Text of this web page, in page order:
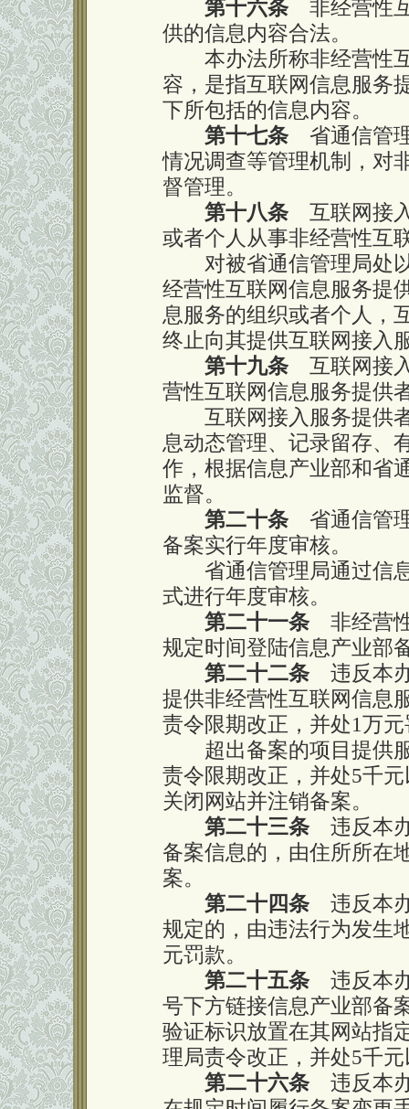
第十六条 非经营性
供的信息内容合法。
本办法所称非经营性互
容，是指互联网信息服务
下所包括的信息内容。
第十七条 省通信管
情况调查等管理机制，对
督管理。
第十八条 互联网接
或者个人从事非经营性互
对被省通信管理局处以
经营性互联网信息服务提
息服务的组织或者个人，
终止向其提供互联网接入
第十九条 互联网接
营性互联网信息服务提供
互联网接入服务提供者
息动态管理、记录留存、
作，根据信息产业部和省
监督。
第二十条 省通信管
备案实行年度审核。
省通信管理局通过信息
式进行年度审核。
第二十一条 非经营
规定时间登陆信息产业部
第二十二条 违反本
提供非经营性互联网信息
责令限期改正，并处1万
超出备案的项目提供服
责令限期改正，并处5千
关闭网站并注销备案。
第二十三条 违反本
备案信息的，由住所所在
案。
第二十四条 违反本
规定的，由违法行为发生
元罚款。
第二十五条 违反本
号下方链接信息产业部备
验证标识放置在其网站指
理局责令改正，并处5千
第二十六条 违反本